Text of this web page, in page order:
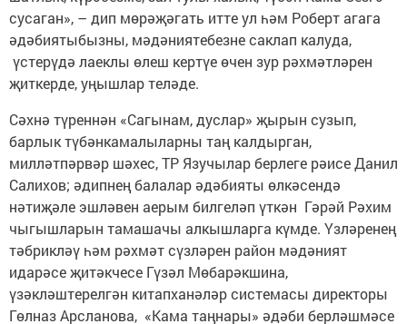
сусаган», – дип мөрәҗәгать итте ул һәм Роберт агага
әдәбиятыбызны, мәдәниятебезне саклап калуда,
үстерүдә лаеклы өлеш кертүе өчен зур рәхмәтләрен
җиткерде, уңышлар теләде.
Сәхнә түреннән «Сагынам, дуслар» җырын сузып,
барлык түбәнкамалыларны таң калдырган,
милләтпәрвәр шәхес, ТР Язучылар берлеге рәисе Данил
Салихов; әдипнең балалар әдәбияты өлкәсендә
нәтиҗәле эшләвен аерым билгеләп үткән Гәрәй Рәхим
чыгышларын тамашачы алкышларга күмде. Үзләренең
тәбрикләү һәм рәхмәт сүзләрен район мәдәният
идарәсе җитәкчесе Гүзәл Мөбарәкшина,
үзәкләштерелгән китапханәләр системасы директоры
Гөлназ Арсланова, «Кама таңнары» әдәби берләшмәсе